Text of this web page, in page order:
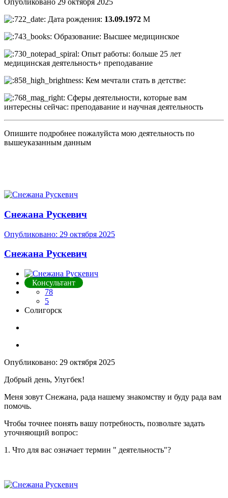
Опубликовано 29 октября 2025
Дата рождения: 13.09.1972 М
Образование: Высшее медицинское
Опыт работы: больше 25 лет
медицинская деятельность+ преподавание
Кем мечтали стать в детстве:
Сферы деятельности, которые вам
интересны сейчас: преподавание и научная деятельность
Опишите подробнее пожалуйста мою деятельность по
вышеуказанным данным
Снежана Рускевич
Опубликовано: 29 октября 2025
Снежана Рускевич
Консультант
78
5
Солигорск
Опубликовано: 29 октября 2025
Добрый день, Улугбек!
Меня зовут Снежана, рада нашему знакомству и буду рада вам
помочь.
Чтобы точнее понять вашу потребность, позвольте задать
уточняющий вопрос:
1. Что для вас означает термин " деятельность"?